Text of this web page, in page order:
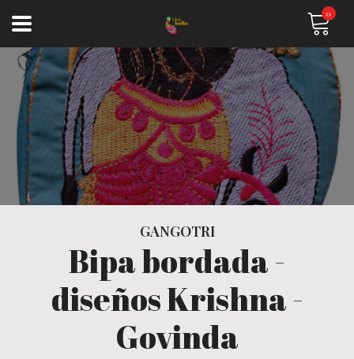
0
GANGOTRI
Bipa bordada -
diseños Krishna -
Govinda